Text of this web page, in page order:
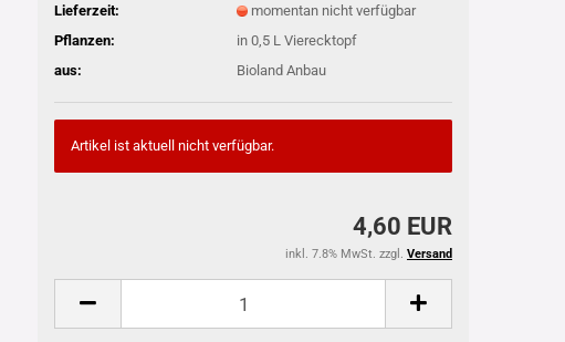
Lieferzeit:
momentan nicht verfügbar
Pflanzen:
in 0,5 L Vierecktopf
aus:
Bioland Anbau
Artikel ist aktuell nicht verfügbar.
4,60 EUR
inkl. 7.8% MwSt. zzgl. Versand